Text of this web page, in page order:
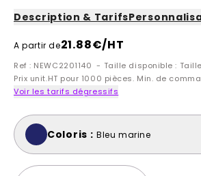
Description & Tarifs
A partir de21.88€/HT
Ref : NEWC2201140 - Taille disponible :
Prix unit.HT pour 1000 pièces. Min. de
Voir les tarifs dégressifs
Coloris : Bleu marine